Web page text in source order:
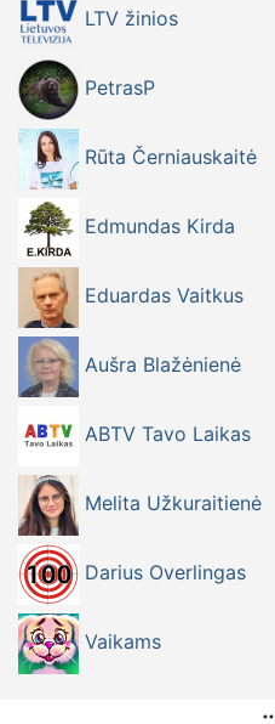
LTV žinios
PetrasP
Rūta Černiauskaitė
Edmundas Kirda
Eduardas Vaitkus
Aušra Blažėnienė
ABTV Tavo Laikas
Melita Užkuraitienė
Darius Overlingas
Vaikams